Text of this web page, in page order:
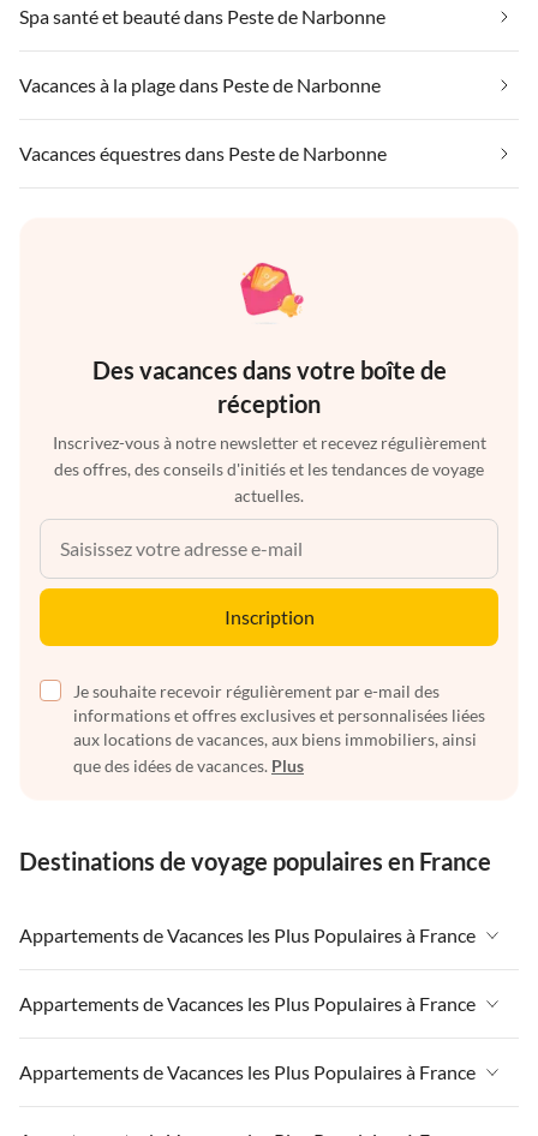
Spa santé et beauté dans Peste de Narbonne
Vacances à la plage dans Peste de Narbonne
Vacances équestres dans Peste de Narbonne
Des vacances dans votre boîte de
réception
Inscrivez-vous à notre newsletter et recevez régulièrement
des offres, des conseils d'initiés et les tendances de voyage
actuelles.
Inscription
Je souhaite recevoir régulièrement par e-mail des
informations et offres exclusives et personnalisées liées
aux locations de vacances, aux biens immobiliers, ainsi
que des idées de vacances. Plus
Destinations de voyage populaires en France
Appartements de Vacances les Plus Populaires à France
Appartements de Vacances à France
Appartements de Vacances à Paris-Ile de France
Appartements de Vacances à Paris
Appartements de Vacances les Plus Populaires à France
Appartements de Vacances à France
Appartements de Vacances à Paris-Ile de France
Appartements de Vacances les Plus Populaires à France